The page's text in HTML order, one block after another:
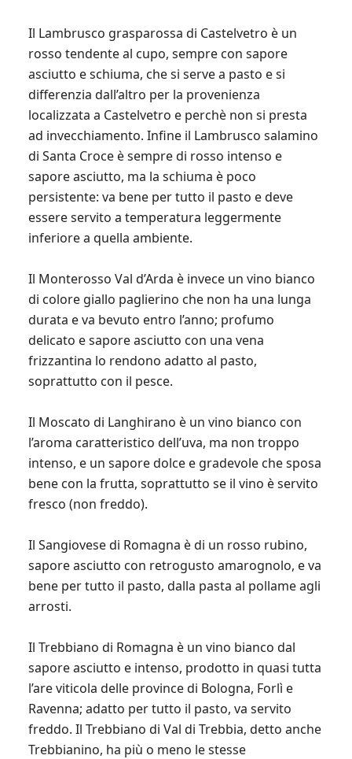
Il Lambrusco grasparossa di Castelvetro è un
rosso tendente al cupo, sempre con sapore
asciutto e schiuma, che si serve a pasto e si
differenzia dall’altro per la provenienza
localizzata a Castelvetro e perchè non si presta
ad invecchiamento. Infine il Lambrusco salamino
di Santa Croce è sempre di rosso intenso e
sapore asciutto, ma la schiuma è poco
persistente: va bene per tutto il pasto e deve
essere servito a temperatura leggermente
inferiore a quella ambiente.
Il Monterosso Val d’Arda è invece un vino bianco
di colore giallo paglierino che non ha una lunga
durata e va bevuto entro l’anno; profumo
delicato e sapore asciutto con una vena
frizzantina lo rendono adatto al pasto,
soprattutto con il pesce.
Il Moscato di Langhirano è un vino bianco con
l’aroma caratteristico dell’uva, ma non troppo
intenso, e un sapore dolce e gradevole che sposa
bene con la frutta, soprattutto se il vino è servito
fresco (non freddo).
Il Sangiovese di Romagna è di un rosso rubino,
sapore asciutto con retrogusto amarognolo, e va
bene per tutto il pasto, dalla pasta al pollame agli
arrosti.
Il Trebbiano di Romagna è un vino bianco dal
sapore asciutto e intenso, prodotto in quasi tutta
l’are viticola delle province di Bologna, Forlì e
Ravenna; adatto per tutto il pasto, va servito
freddo. Il Trebbiano di Val di Trebbia, detto anche
Trebbianino, ha più o meno le stesse